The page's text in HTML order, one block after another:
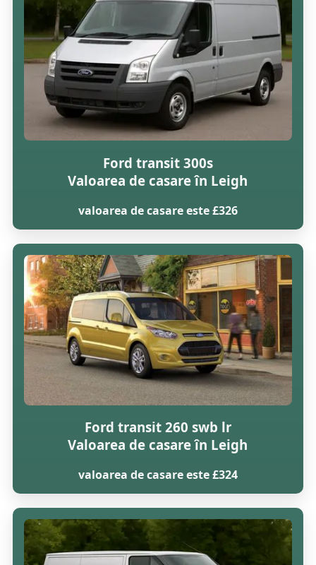
Ford transit 300s
Valoarea de casare în Leigh
valoarea de casare este £326
Ford transit 260 swb lr
Valoarea de casare în Leigh
valoarea de casare este £324